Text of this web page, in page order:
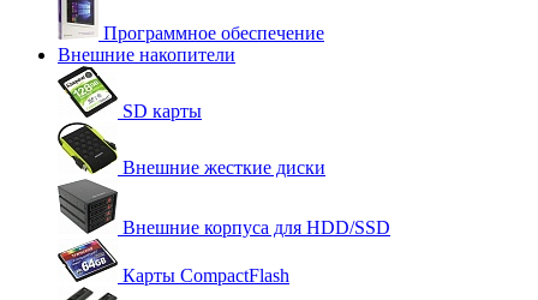
Программное обеспечение
Внешние накопители
SD карты
Внешние жесткие диски
Внешние корпуса для HDD/SSD
Карты CompactFlash